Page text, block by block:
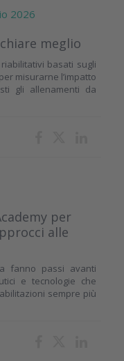
2026
meglio
basati sugli
misurarne l’impatto
gli allenamenti da
per
alle
fanno passi avanti
e tecnologie che
sempre più